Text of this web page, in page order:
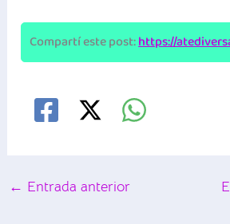
Compartí este post:https://
← Entrada anterior